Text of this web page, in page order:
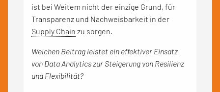
ist bei Weitem nicht der einzige Grund, für
Transparenz und Nachweisbarkeit in der
Supply Chain zu sorgen.
Welchen Beitrag leistet ein effektiver Einsatz
von Data Analytics zur Steigerung von Resilienz
und Flexibilität?